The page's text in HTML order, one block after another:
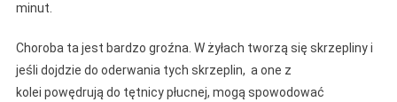
Oraz
Postępowanie
W
minut.
Choroba ta jest bardzo groźna. W żyłach tworzą się skrzepliny i
jeśli dojdzie do oderwania tych skrzeplin, a one z
kolei powędrują do tętnicy płucnej, mogą spowodować